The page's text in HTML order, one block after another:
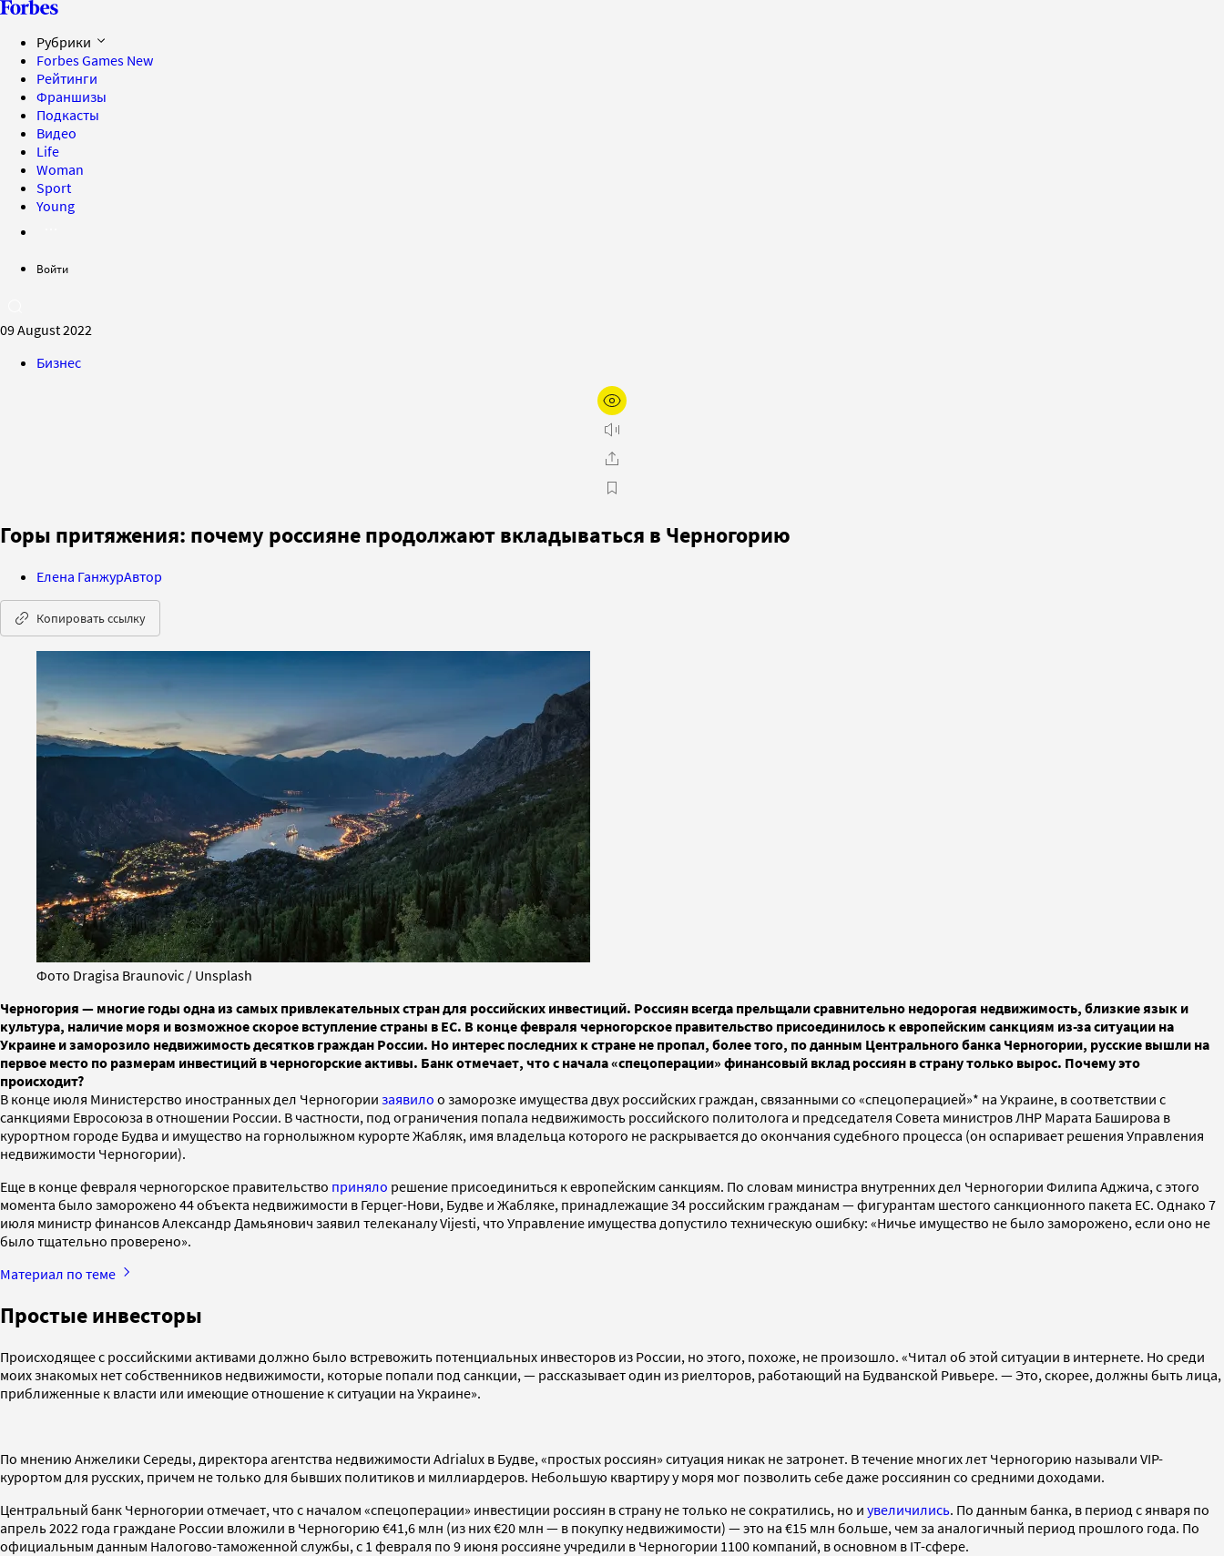
Рубрики
Forbes Games New
Рейтинги
Франшизы
Подкасты
Видео
Life
Woman
Sport
Young
Войти
09 August 2022
Бизнес
Горы притяжения: почему россияне продолжают вкладываться в Черногорию
Елена ГанжурАвтор
Копировать ссылку
Фото Dragisa Braunovic / Unsplash
Черногория — многие годы одна из самых привлекательных стран для российских инвестиций. Россиян всегда прельщали сравнительно недорогая недвижимость, близкие язык и
культура, наличие моря и возможное скорое вступление страны в ЕС. В конце февраля черногорское правительство присоединилось к европейским санкциям из-за ситуации на
Украине и заморозило недвижимость десятков граждан России. Но интерес последних к стране не пропал, более того, по данным Центрального банка Черногории, русские вышли на
первое место по размерам инвестиций в черногорские активы. Банк отмечает, что с начала «спецоперации» финансовый вклад россиян в страну только вырос. Почему это
происходит?
В конце июля Министерство иностранных дел Черногории заявило о заморозке имущества двух российских граждан, связанными со «спецоперацией»* на Украине, в соответствии с
санкциями Евросоюза в отношении России. В частности, под ограничения попала недвижимость российского политолога и председателя Совета министров ЛНР Марата Баширова в
курортном городе Будва и имущество на горнолыжном курорте Жабляк, имя владельца которого не раскрывается до окончания судебного процесса (он оспаривает решения Управления
недвижимости Черногории).
Еще в конце февраля черногорское правительство приняло решение присоединиться к европейским санкциям. По словам министра внутренних дел Черногории Филипа Аджича, с этого
момента было заморожено 44 объекта недвижимости в Герцег-Нови, Будве и Жабляке, принадлежащие 34 российским гражданам — фигурантам шестого санкционного пакета ЕС. Однако 7
июля министр финансов Александр Дамьянович заявил телеканалу Vijesti, что Управление имущества допустило техническую ошибку: «Ничье имущество не было заморожено, если оно не
было тщательно проверено».
Материал по теме
Простые инвесторы
Происходящее с российскими активами должно было встревожить потенциальных инвесторов из России, но этого, похоже, не произошло. «Читал об этой ситуации в интернете. Но среди
моих знакомых нет собственников недвижимости, которые попали под санкции, — рассказывает один из риелторов, работающий на Будванской Ривьере. — Это, скорее, должны быть лица,
приближенные к власти или имеющие отношение к ситуации на Украине».
По мнению Анжелики Середы, директора агентства недвижимости Adrialux в Будве, «простых россиян» ситуация никак не затронет. В течение многих лет Черногорию называли VIP-
курортом для русских, причем не только для бывших политиков и миллиардеров. Небольшую квартиру у моря мог позволить себе даже россиянин со средними доходами.
Центральный банк Черногории отмечает, что с началом «спецоперации» инвестиции россиян в страну не только не сократились, но и увеличились. По данным банка, в период с января по
апрель 2022 года граждане России вложили в Черногорию €41,6 млн (из них €20 млн — в покупку недвижимости) — это на €15 млн больше, чем за аналогичный период прошлого года. По
официальным данным Налогово-таможенной службы, с 1 февраля по 9 июня россияне учредили в Черногории 1100 компаний, в основном в IT-сфере.